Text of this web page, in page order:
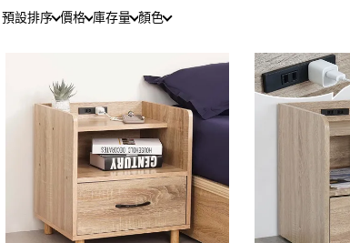
預設排序 價格 庫存量 顏色